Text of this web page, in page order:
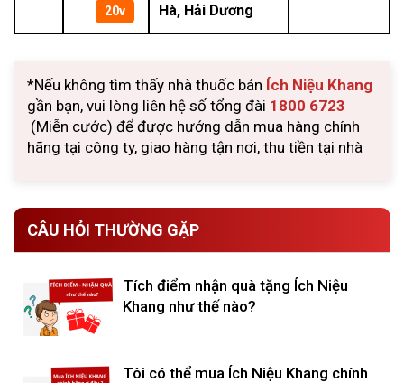
20v
Hà, Hải Dương
*Nếu không tìm thấy nhà thuốc bán Ích Niệu Khang
gần bạn, vui lòng liên hệ số tổng đài 1800 6723
(Miễn cước) để được hướng dẫn mua hàng chính
hãng tại công ty, giao hàng tận nơi, thu tiền tại nhà
CÂU HỎI THƯỜNG GẶP
Tích điểm nhận quà tặng Ích Niệu
Khang như thế nào?
Tôi có thể mua Ích Niệu Khang chính